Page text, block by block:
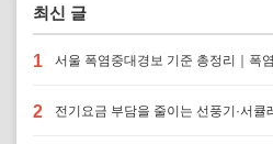
최신 글
1 서울 폭염중대경보 기준 총정리｜폭
2 전기요금 부담을 줄이는 선풍기·서